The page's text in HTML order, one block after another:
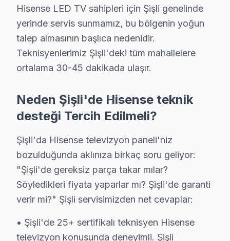
· Şişli Panasonic
· Şişli Toshiba
Şişli Hisense Servis: En Çok Sorulan
Hisense Tamir Uzmanlığı
✓ 15+ Yıl Deneyim
✓ Yazılı Garanti Belgesi
✓ Orijinal Yedek Parça
Hisense LED TV sahipleri için Şişli genelinde
yerinde servis sunmamız, bu bölgenin yoğun
talep almasının başlıca nedenidir.
Teknisyenlerimiz Şişli'deki tüm mahallelere
ortalama 30-45 dakikada ulaşır.
Neden Şişli'de Hisense teknik
desteği Tercih Edilmeli?
Şişli'da Hisense televizyon paneli'niz
bozulduğunda aklınıza birkaç soru geliyor:
"Şişli'de gereksiz parça takar mılar?
Söyledikleri fiyata yaparlar mı? Şişli'de garanti
verir mi?" Şişli servisimizden net cevaplar:
• Şişli'de 25+ sertifikalı teknisyen Hisense
televizyon konusunda deneyimli. Şişli